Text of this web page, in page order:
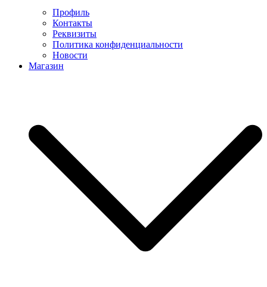
Профиль
Контакты
Реквизиты
Политика конфиденциальности
Новости
Магазин